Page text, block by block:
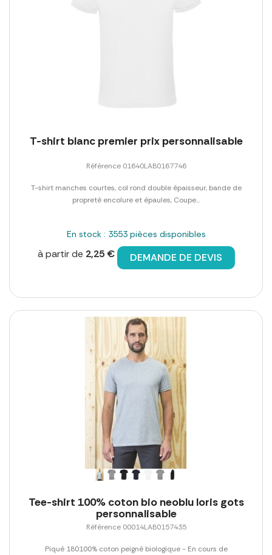
T-shirt blanc premier prix personnalisable
Référence 01640LAB0167746
T-shirt manches courtes, col rond double épaisseur, bande de
propreté encolure et épaules, Coupe...
En stock : 3553 pièces disponibles
à partir de 2,25 € DEMANDE DE DEVIS
Tee-shirt 100% coton bio neoblu loris gots
personnalisable
Référence 00014LAB0157435
Piqué 180100% coton peigné biologique - En cours de